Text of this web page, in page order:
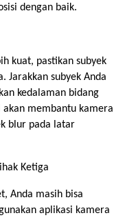
dengan baik.
kuat, pastikan subyek
Jarakkan subyek Anda
kedalaman bidang
membantu kamera
blur pada latar
Ketiga
Anda masih bisa
aplikasi kamera